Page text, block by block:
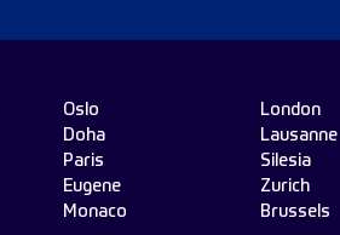
Oslo
Doha
Paris
Eugene
Monaco
London
Lausanne
Silesia
Zurich
Brussels